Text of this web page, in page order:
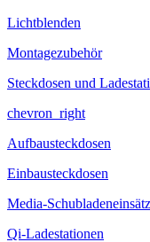
Lichtblenden
Montagezubehör
Steckdosen und
chevron_right
Aufbausteckdosen
Einbausteckdosen
Media-
Qi-Ladestationen